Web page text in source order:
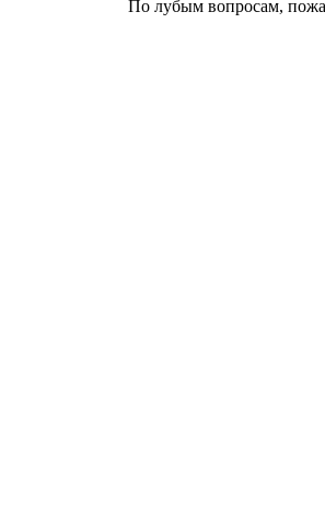
По лубым вопросам,